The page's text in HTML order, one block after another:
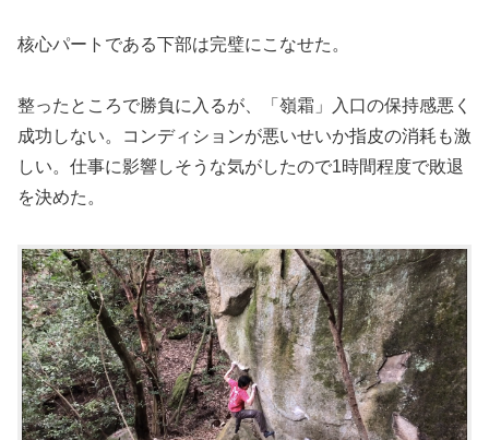
核心パートである下部は完璧にこなせた。
整ったところで勝負に入るが、「嶺霜」入口の保持感悪く
成功しない。コンディションが悪いせいか指皮の消耗も激
しい。仕事に影響しそうな気がしたので1時間程度で敗退
を決めた。